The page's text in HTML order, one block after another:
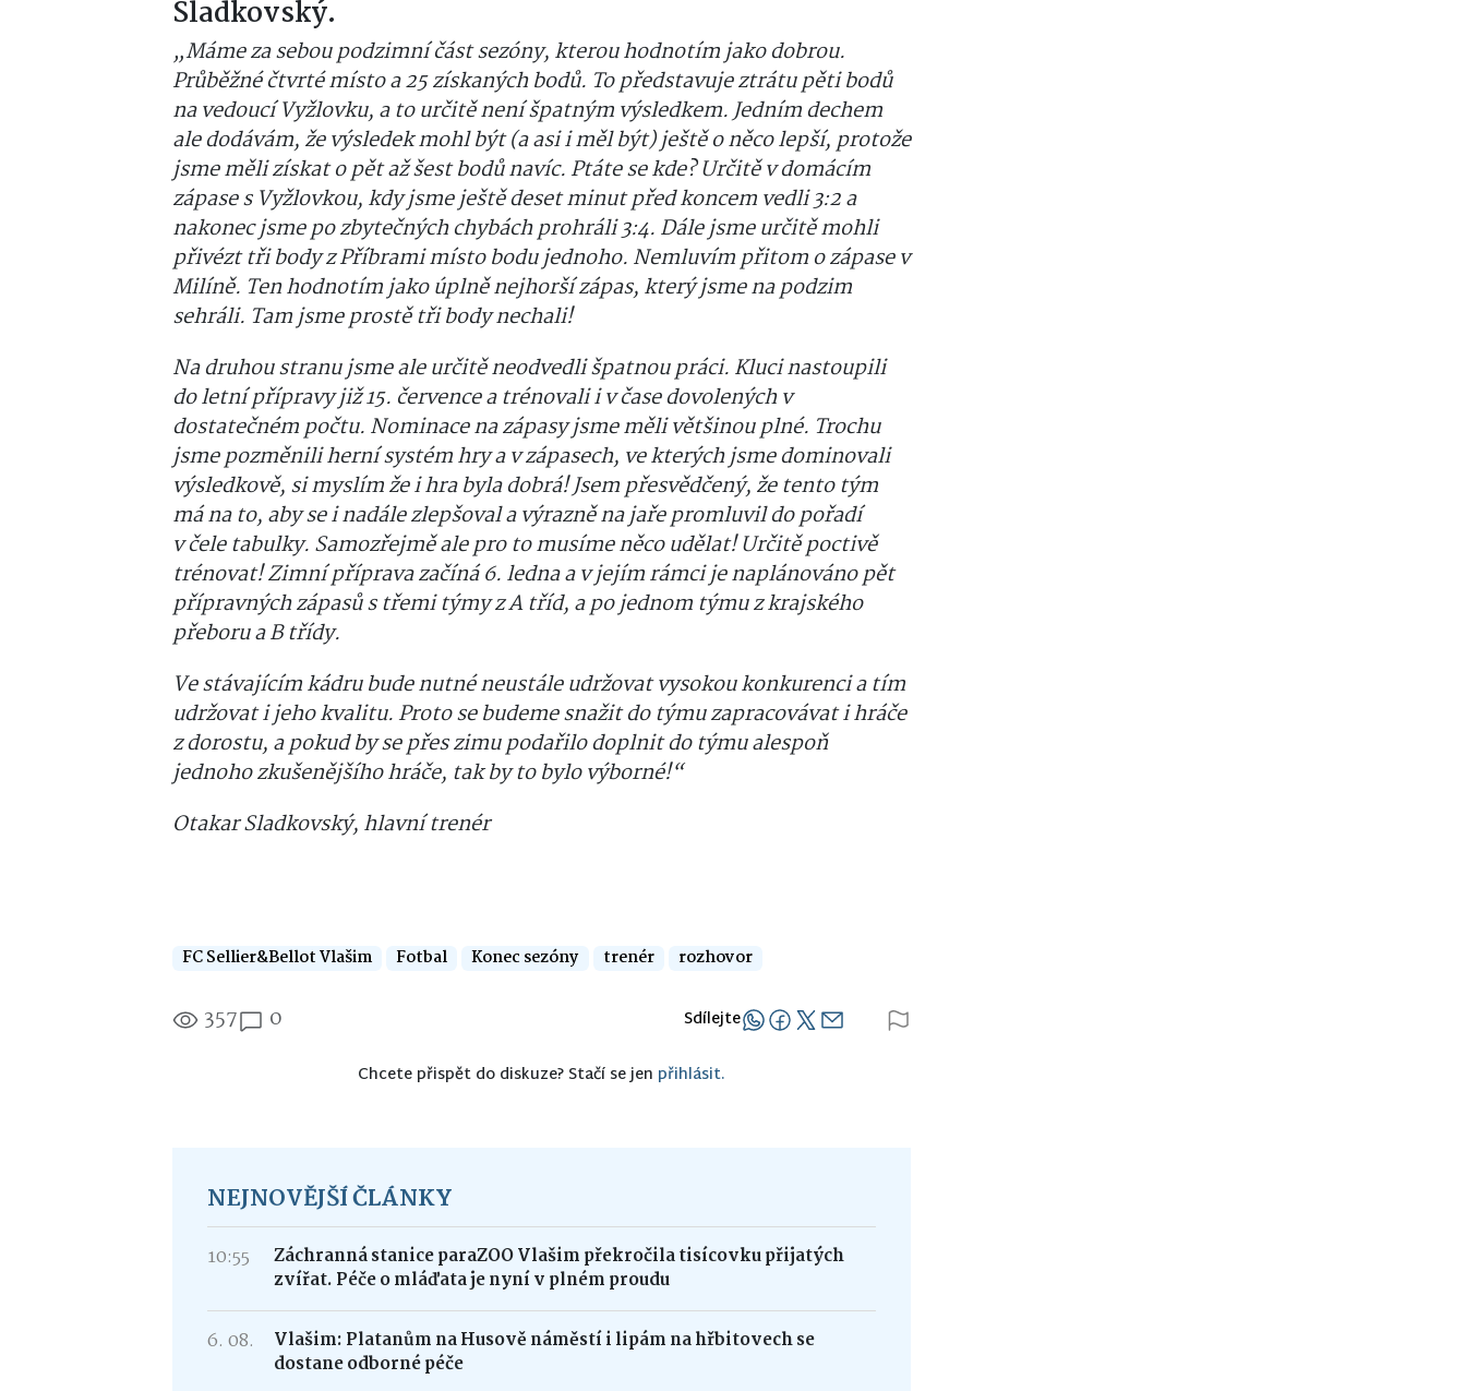
Sladkovský.
„Máme za sebou podzimní část sezóny, kterou hodnotím jako dobrou.
Průběžné čtvrté místo a 25 získaných bodů. To představuje ztrátu pěti bodů
na vedoucí Vyžlovku, a to určitě není špatným výsledkem. Jedním dechem
ale dodávám, že výsledek mohl být (a asi i měl být) ještě o něco lepší, protože
jsme měli získat o pět až šest bodů navíc. Ptáte se kde? Určitě v domácím
zápase s Vyžlovkou, kdy jsme ještě deset minut před koncem vedli 3:2 a
nakonec jsme po zbytečných chybách prohráli 3:4. Dále jsme určitě mohli
přivézt tři body z Příbrami místo bodu jednoho. Nemluvím přitom o zápase v
Milíně. Ten hodnotím jako úplně nejhorší zápas, který jsme na podzim
sehráli. Tam jsme prostě tři body nechali!
Na druhou stranu jsme ale určitě neodvedli špatnou práci. Kluci nastoupili
do letní přípravy již 15. července a trénovali i v čase dovolených v
dostatečném počtu. Nominace na zápasy jsme měli většinou plné. Trochu
jsme pozměnili herní systém hry a v zápasech, ve kterých jsme dominovali
výsledkově, si myslím že i hra byla dobrá! Jsem přesvědčený, že tento tým
má na to, aby se i nadále zlepšoval a výrazně na jaře promluvil do pořadí
v čele tabulky. Samozřejmě ale pro to musíme něco udělat! Určitě poctivě
trénovat! Zimní příprava začíná 6. ledna a v jejím rámci je naplánováno pět
přípravných zápasů s třemi týmy z A tříd, a po jednom týmu z krajského
přeboru a B třídy.
Ve stávajícím kádru bude nutné neustále udržovat vysokou konkurenci a tím
udržovat i jeho kvalitu. Proto se budeme snažit do týmu zapracovávat i hráče
z dorostu, a pokud by se přes zimu podařilo doplnit do týmu alespoň
jednoho zkušenějšího hráče, tak by to bylo výborné!“
Otakar Sladkovský, hlavní trenér
FC Sellier&Bellot Vlašim Fotbal Konec sezóny trenér rozhovor
357 0 Sdílejte
Chcete přispět do diskuze? Stačí se jen přihlásit.
NEJNOVĚJŠÍ ČLÁNKY
10:55
Záchranná stanice paraZOO Vlašim překročila tisícovku přijatých
zvířat. Péče o mláďata je nyní v plném proudu
6. 08.
Vlašim: Platanům na Husově náměstí i lipám na hřbitovech se
dostane odborné péče